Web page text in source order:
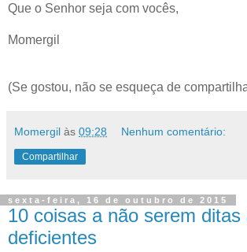
Que o Senhor seja com vocês,
Momergil
(Se gostou, não se esqueça de
Momergil às 09:28 Nenhum comentário:
Compartilhar
sexta-feira, 16 de outubro de 2015
10 coisas a não serem ditas
deficientes